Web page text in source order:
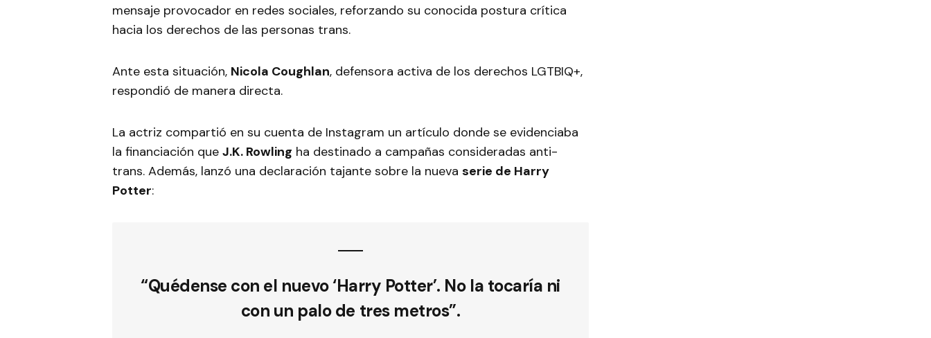
mensaje provocador en redes sociales, reforzando su conocida postura crítica
hacia los derechos de las personas trans.
Ante esta situación, Nicola Coughlan, defensora activa de los derechos LGTBIQ+,
respondió de manera directa.
La actriz compartió en su cuenta de Instagram un artículo donde se evidenciaba
la financiación que J.K. Rowling ha destinado a campañas consideradas anti-
trans. Además, lanzó una declaración tajante sobre la nueva serie de Harry
Potter:
“Quédense con el nuevo ‘Harry Potter’. No la tocaría ni
con un palo de tres metros”.